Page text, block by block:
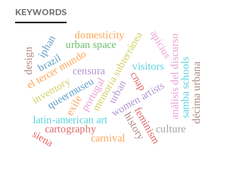
KEYWORDS
women artists
latin-american art
cnap
exile feminism
censuramemoria subterránea análisis del discurso
el tercer mundo
queermuseu
history
urban space
cartography culture
carnival
samba schoolsdécima urbana
urban
siena
visitors
inventory
brazil
portugal
iphan domesticity
design
apicius